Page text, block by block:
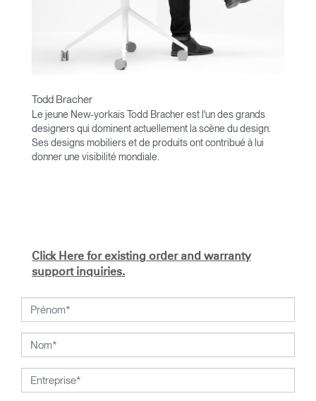
Todd Bracher
Le jeune New-yorkais Todd Bracher est l'un des grands
designers qui dominent actuellement la scène du design.
Ses designs mobiliers et de produits ont contribué à lui
donner une visibilité mondiale.
Diplômé de l'Institut Pratt, Todd Bracher a obtenu son
Danmarks Designskole (École de Design du Danemark) de
Copenhague grâce à la bourse Fulbright qu’il a reçue pour
New Designer of the Year au salon international du meuble
contemporain de New York, et a été nominé à deux
reprises pour le prix de l'International Designer of the Year
de Bolig. Il est reconnu pour son expérience à l'international
Click Here for existing order and warranty
support inquiries.